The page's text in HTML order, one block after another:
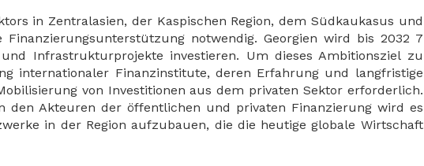
in Zentralasien, der Kaspischen Region, dem Südkaukasus und
notwendig. Georgien wird bis 2032 7
Infrastrukturprojekte investieren. Um dieses Ambitionsziel zu
internationaler Finanzinstitute, deren Erfahrung und langfristige
von Investitionen aus dem privaten Sektor erforderlich.
den Akteuren der öffentlichen und privaten Finanzierung wird es
in der Region aufzubauen, die die heutige globale Wirtschaft